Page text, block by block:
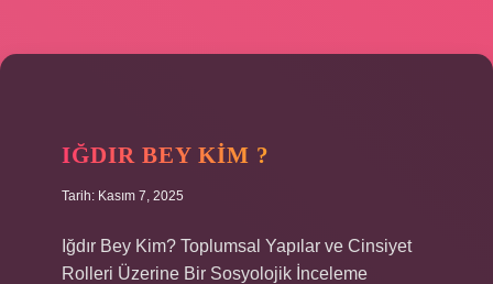
Hakkımızda
IĞDIR BEY KIM ?
Tarih: Kasım 7, 2025
Iğdır Bey Kim? Toplumsal Yapılar ve Cinsiyet
Rolleri Üzerine Bir Sosyolojik İnceleme